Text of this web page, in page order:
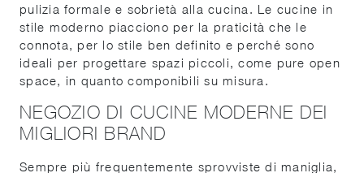
pulizia formale e sobrietà alla cucina. Le cucine in
stile moderno piacciono per la praticità che le
connota, per lo stile ben definito e perché sono
ideali per progettare spazi piccoli, come pure open
space, in quanto componibili su misura.
NEGOZIO DI CUCINE MODERNE DEI
MIGLIORI BRAND
Sempre più frequentemente sprovviste di maniglia,